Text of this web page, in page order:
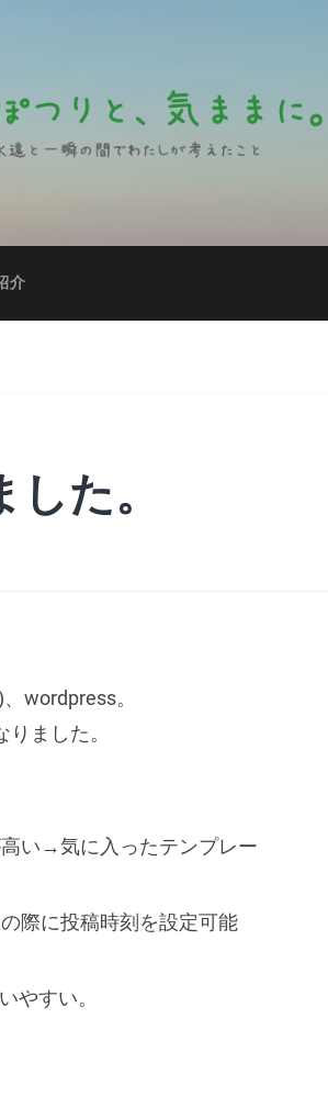
介
た。
wordpress。
ました。
い→気に入ったテンプレー
際に投稿時刻を設定可能
やすい。